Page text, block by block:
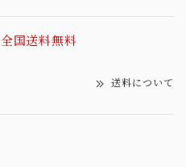
全国送料無料
送料について